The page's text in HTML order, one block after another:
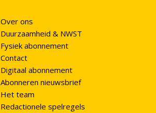
Over ons
Duurzaamheid & NWST
Fysiek abonnement
Contact
Digitaal abonnement
Abonneren nieuwsbrief
Het team
Redactionele spelregels